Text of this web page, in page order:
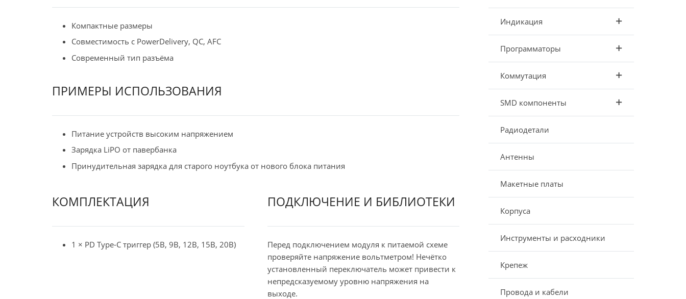
Компактные размеры
Совместимость с PowerDelivery, QC, AFC
Современный тип разъёма
ПРИМЕРЫ ИСПОЛЬЗОВАНИЯ
Питание устройств высоким напряжением
Зарядка LiPO от павербанка
Принудительная зарядка для старого ноутбука от нового блока питания
КОМПЛЕКТАЦИЯ
1 × PD Type-C триггер (5В, 9В, 12В, 15В, 20В)
ПОДКЛЮЧЕНИЕ И БИБЛИОТЕКИ
Перед подключением модуля к питаемой схеме
проверяйте напряжение вольтметром! Нечётко
установленный переключатель может привести к
непредсказуемому уровню напряжения на
выходе.
Индикация
Программаторы
Коммутация
SMD компоненты
Радиодетали
Антенны
Макетные платы
Корпуса
Инструменты и расходники
Крепеж
Провода и кабели